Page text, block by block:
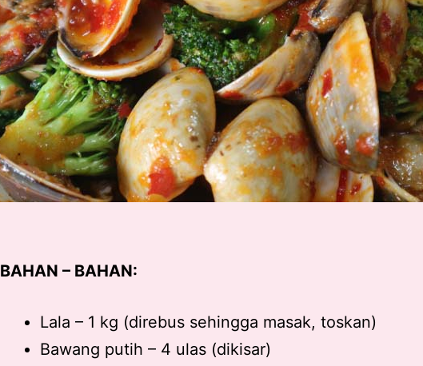
BAHAN – BAHAN:
Lala – 1 kg (direbus sehingga masak, toskan)
Bawang putih – 4 ulas (dikisar)